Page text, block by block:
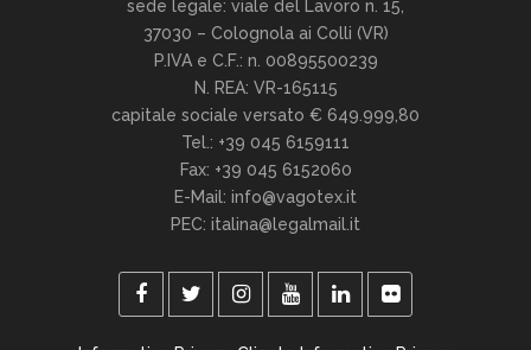
sede legale: viale del Lavoro n. 15,
37030 – Colognola ai Colli (VR)
P.IVA e C.F.: n. 00895500239
N. REA: VR-165115
capitale sociale versato € 649.999,80
Tel.: +39 045 6159111
Fax: +39 045 6152060
E-Mail: info@vagotex.it
PEC: italina@legalmail.it